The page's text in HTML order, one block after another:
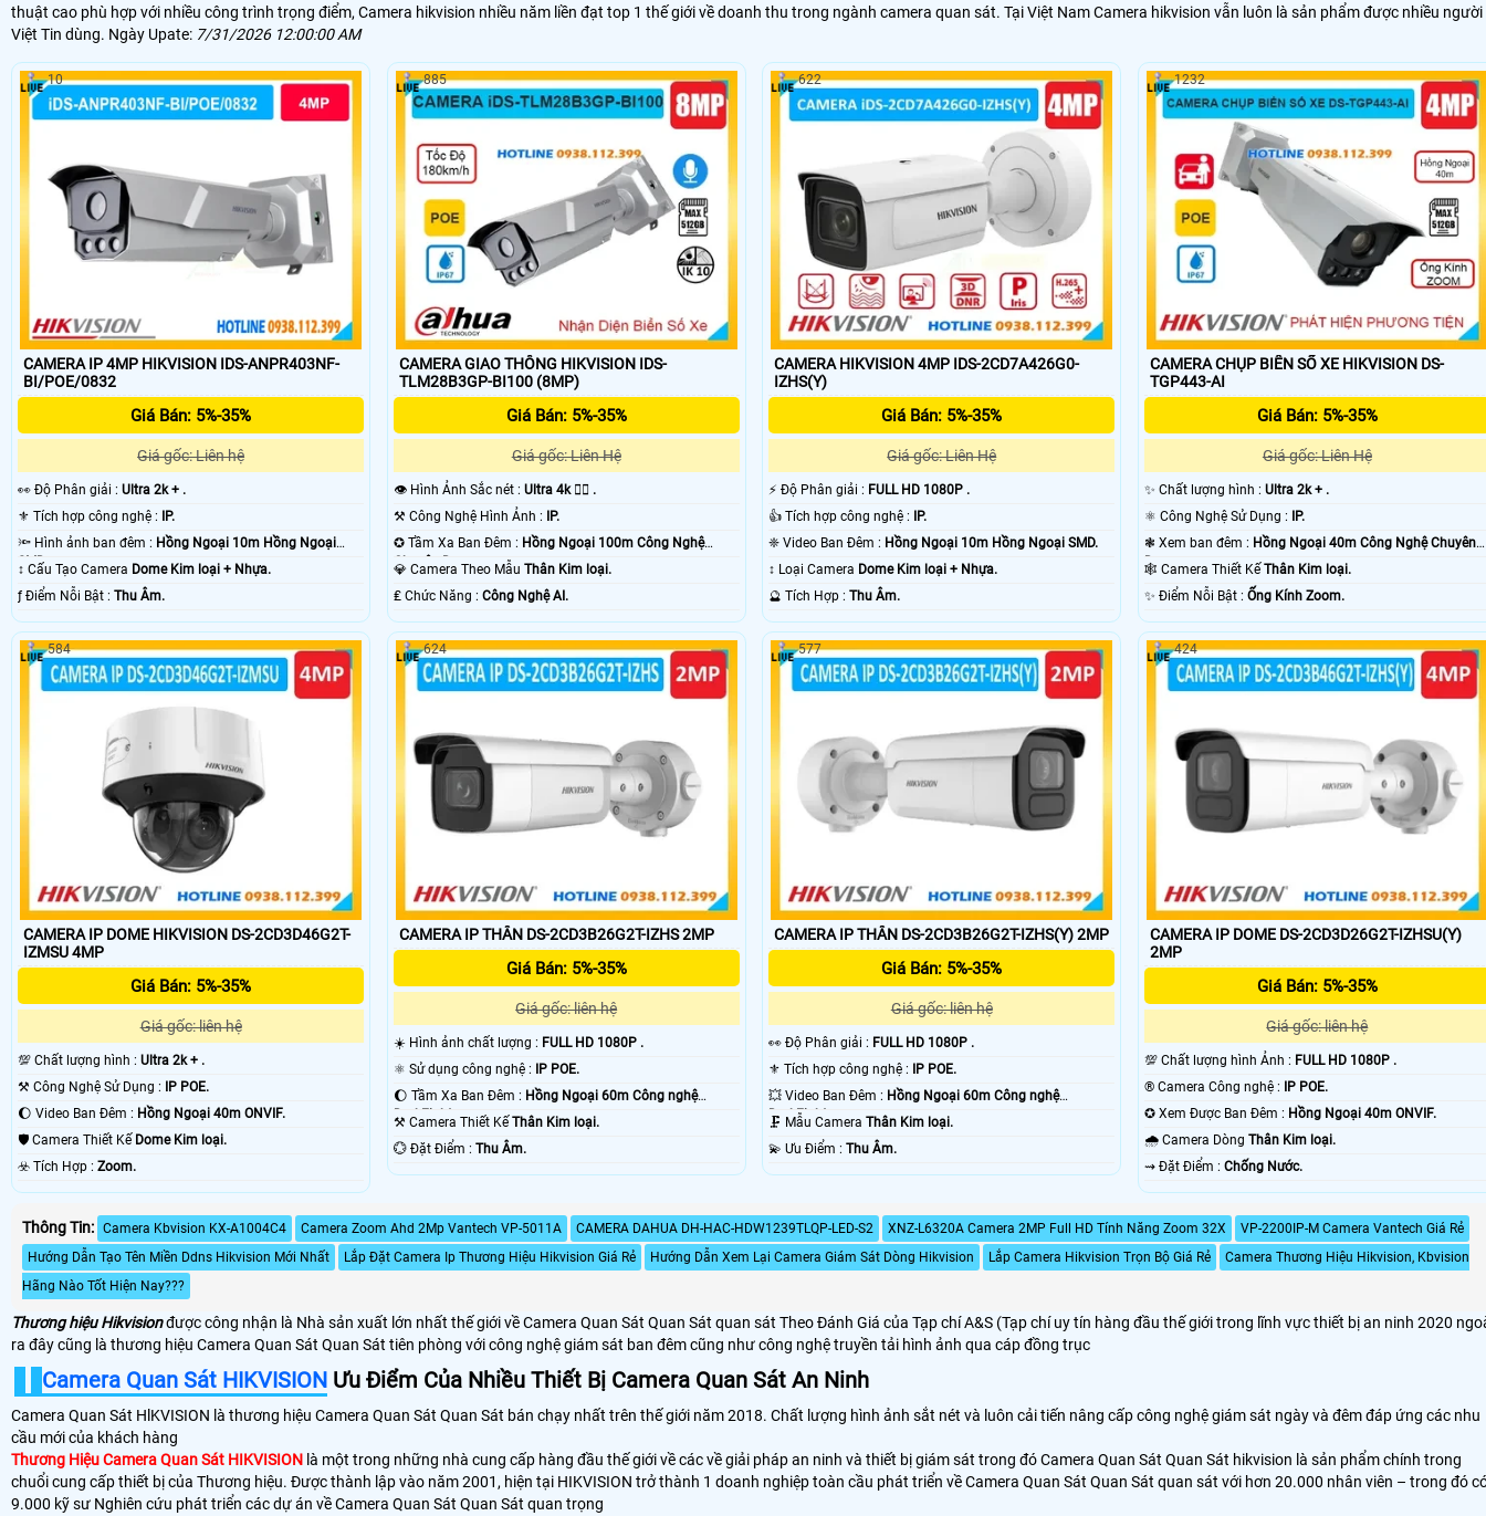
Camera hikvisionlà lựa chọn tốt giá rẻ chất lượng hình ảnh sắt nét FULL HD 1080P và các dòng sản phẩm camera hikvision cao cấp có công nghệ AL thông minh, Với khả nằng bảo mật cao camera hikvision luôn được
nhiều khách hàng lựa chọn. Camera hikvision hình ảnh trung thực kết nối qua nhiều thiết bị giám sát cùng lúc. Với sự phá triển của công nghệ giám sát ban đêm cũng như chip xứ lý hình ảnh camera hikvision giúp cho
khả năng giám sát hình ảnh sắt nét. Camera hikvision phù hợp cho các dự án lắp cho gia đình văn phòng cửa hàng và nhà xưởng.
thuật cao phù hợp với nhiều công trình trọng điểm, Camera hikvision nhiều năm liền đạt top 1 thế giới về doanh thu trong ngành camera quan sát. Tại Việt Nam Camera hikvision vẫn luôn là sản phẩm được nhiều người
Việt Tin dùng. Ngày Upate: 7/31/2026 12:00:00 AM
CAMERA IP 4MP HIKVISION IDS-ANPR403NF-
BI/POE/0832
Giá Bán: 5%-35%
Giá gốc: Liên hệ
️👀 Độ Phân giải : Ultra 2k + .
⚜️ Tích hợp công nghệ :
IP.
🔦 Hình ảnh ban đêm : Hồng Ngoại 10m Hồng Ngoại
SMD.
↕️ Cấu Tạo Camera Dome Kim loại + Nhựa.
️ƒ Điểm Nỗi Bật : Thu Âm.
10
CAMERA GIAO THÔNG HIKVISION IDS-
TLM28B3GP-BI100 (8MP)
Giá Bán: 5%-35%
Giá gốc: Liên Hệ
👁 Hình Ảnh Sắc nét : Ultra 4k 👍🏾 .
⚒ Công Nghệ Hình Ảnh :
IP.
✪ Tầm Xa Ban Đêm : Hồng Ngoại 100m Công Nghệ
Chuyên Dụng.
💎 Camera Theo Mẫu Thân Kim loại.
️₤ Chức Năng : Công Nghệ AI.
885
CAMERA HIKVISION 4MP IDS-2CD7A426G0-
IZHS(Y)
Giá Bán: 5%-35%
Giá gốc: Liên Hệ
️⚡ Độ Phân giải : FULL HD 1080P .
👍 Tích hợp công nghệ :
IP.
❈ Video Ban Đêm : Hồng Ngoại 10m Hồng Ngoại SMD.
↕️ Loại Camera Dome Kim loại + Nhựa.
️🔮 Tích Hợp :Thu Âm.
622
CAMERA CHỤP BIỂN SỐ XE HIKVISION DS-
TGP443-AI
Giá Bán: 5%-35%
Giá gốc: Liên Hệ
✨ Chất lượng hình : Ultra 2k + .
⚛️ Công Nghệ Sử Dụng :
IP.
❃ Xem ban đêm : Hồng Ngoại 40m Công Nghệ Chuyên
Dụng.🕸️ Camera Thiết Kế Thân Kim loại.
️✨ Điểm Nỗi Bật : Ống Kính Zoom.
1232
CAMERA IP DOME HIKVISION DS-2CD3D46G2T-
IZMSU 4MP
Giá Bán: 5%-35%
Giá gốc: liên hệ
💯 Chất lượng hình : Ultra 2k + .
⚒ Công Nghệ Sử Dụng :
IP POE.
🌔 Video Ban Đêm : Hồng Ngoại 40m ONVIF.
🛡 Camera Thiết Kế Dome Kim loại.
️☣️ Tích Hợp : Zoom.
584
CAMERA IP THÂN DS-2CD3B26G2T-IZHS 2MP
Giá Bán: 5%-35%
Giá gốc: liên hệ
☀️ Hình ảnh chất lượng : FULL HD 1080P .
⚛️ Sử dụng công nghệ :
IP POE.
🌔 Tầm Xa Ban Đêm : Hồng Ngoại 60m Công nghệ
DarkFighter.
⚒ Camera Thiết Kế Thân Kim loại.
️💮 Đặt Điểm : Thu Âm.
624
CAMERA IP THÂN DS-2CD3B26G2T-IZHS(Y) 2MP
Giá Bán: 5%-35%
Giá gốc: liên hệ
️👀 Độ Phân giải : FULL HD 1080P .
⚜️ Tích hợp công nghệ :
IP POE.
💥 Video Ban Đêm : Hồng Ngoại 60m Công nghệ
DarkFighter.
🗜️ Mẫu CameraThân Kim loại.
️💫 Ưu Điểm :Thu Âm.
577
CAMERA IP DOME DS-2CD3D26G2T-IZHSU(Y)
2MP
Giá Bán: 5%-35%
Giá gốc: liên hệ
💯 Chất lượng hình Ảnh : FULL HD 1080P .
®️ Camera Công nghệ :
IP POE.
✪ Xem Được Ban Đêm : Hồng Ngoại 40m ONVIF.
🌧️ Camera Dòng Thân Kim loại.
️⇝ Đặt Điểm : Chống Nước.
424
Thông Tin: Camera Kbvision KX-A1004C4 Camera Zoom Ahd 2Mp Vantech VP-5011A CAMERA DAHUA DH-HAC-HDW1239TLQP-LED-S2 XNZ-L6320A Camera 2MP Full HD Tính Năng Zoom 32X
VP-2200IP-M Camera Vantech Giá Rẻ
Hướng Dẫn Tạo Tên Miền Ddns Hikvision Mới Nhất
Lắp Đặt Camera Ip Thương Hiệu Hikvision Giá Rẻ Hướng Dẫn Xem Lại Camera Giám Sát Dòng Hikvision Lắp Camera Hikvision Trọn Bộ Giá Rẻ
Camera Thương Hiệu Hikvision, Kbvision
Hãng Nào Tốt Hiện Nay???
Thương hiệu Hikvisionđược công nhận là Nhà sản xuất lớn nhất thế giới về Camera Quan Sát Quan Sát quan sát Theo Đánh Giá của Tạp chí A&S (Tạp chí uy tín hàng đầu thế giới trong lĩnh vực thiết bị an ninh 2020
ra đây cũng là thương hiệu Camera Quan Sát Quan Sát tiên phòng với công nghệ giám sát ban đêm cũng như công nghệ truyền tải hình ảnh qua cáp đồng trục
Camera Quan Sát HIKVISION Ưu Điểm Của Nhiều Thiết Bị Camera Quan Sát An Ninh
Camera Quan Sát HlKVISION là thương hiệu Camera Quan Sát Quan Sát bán chạy nhất trên thế giới năm 2018. Chất lượng hình ảnh sắt nét và luôn cải tiến nâng cấp công nghệ giám sát ngày và đêm đáp ứng các nhu
cầu mới của khách hàng
Thương Hiệu Camera Quan Sát HIKVISION là một trong những nhà cung cấp hàng đầu thế giới về các về giải pháp an ninh và thiết bị giám sát trong đó Camera Quan Sát Quan Sát hikvision là sản phẩm chính trong
chuổi cung cấp thiết bị của Thương hiệu. Được thành lập vào năm 2001, hiện tại HIKVISION trở thành 1 doanh nghiệp toàn cầu phát triển về Camera Quan Sát Quan Sát quan sát với hơn 20.000 nhân viên – trong đó
9.000 kỹ sư Nghiên cứu phát triển các dự án về Camera Quan Sát Quan Sát quan trọng